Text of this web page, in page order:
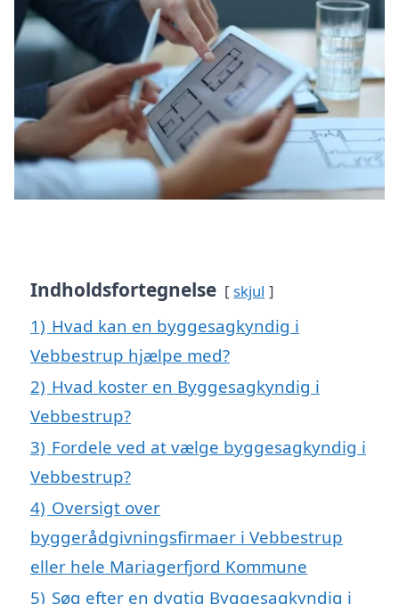
Indholdsfortegnelse skjul
1) Hvad kan en byggesagkyndig i
Vebbestrup hjælpe med?
2) Hvad koster en Byggesagkyndig i
Vebbestrup?
3) Fordele ved at vælge byggesagkyndig i
Vebbestrup?
4) Oversigt over
byggerådgivningsfirmaer i Vebbestrup
eller hele Mariagerfjord Kommune
5) Søg efter en dygtig Byggesagkyndig i